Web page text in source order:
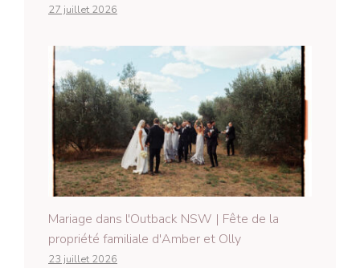
27 juillet 2026
Mariage dans l'Outback NSW | Fête de la
propriété familiale d'Amber et Olly
23 juillet 2026